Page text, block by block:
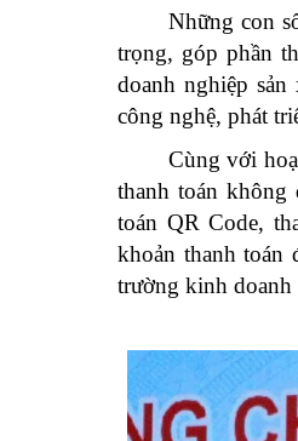
Những con
trọng, góp phần
doanh nghiệp
công nghệ, phát
Cùng với
thanh toán không
toán QR Code,
khoản thanh toán
trường kinh doanh